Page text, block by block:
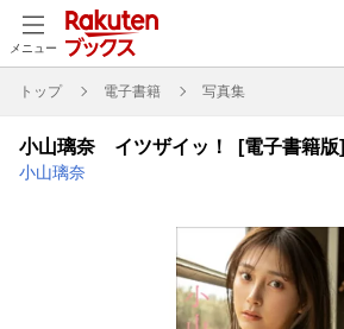
メニュー
トップ 電子書籍 写真集
小山璃奈 イツザイッ！ [電子書籍版]
小山璃奈